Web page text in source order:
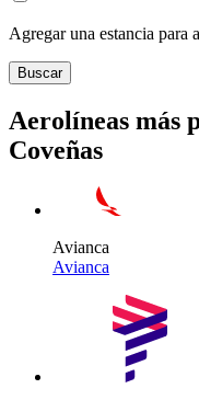
Agregar una estancia para
Buscar
Aerolíneas más
Coveñas
Avianca
Avianca